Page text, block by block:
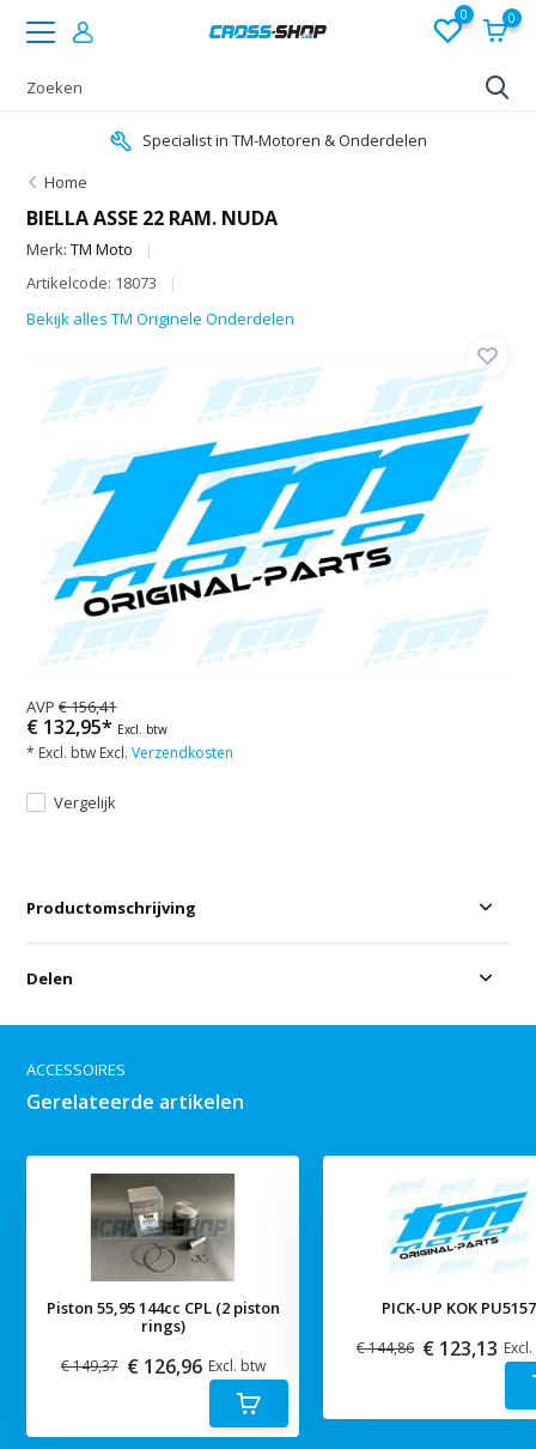
0 0
Specialist in TM-Motoren & Onderdelen
Home
BIELLA ASSE 22 RAM. NUDA
Merk:TM Moto
Artikelcode: 18073
Bekijk alles TM Originele Onderdelen
AVP€ 156,41
€ 132,95* Excl. btw
* Excl. btw Excl.Verzendkosten
Vergelijk
Productomschrijving
Delen
ACCESSOIRES
Gerelateerde artikelen
Piston 55,95 144cc CPL (2 piston
rings)
€ 149,37 € 126,96 Excl. btw
PICK-UP KOK PU5157
€ 144,86 € 123,13